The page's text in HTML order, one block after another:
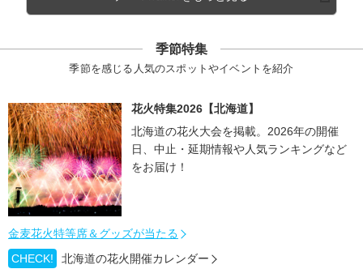
季節特集
季節を感じる人気のスポットやイベントを紹介
花火特集2026【北海道】
北海道の花火大会を掲載。2026年の開催
日、中止・延期情報や人気ランキングなど
をお届け！
金麦花火特等席＆グッズが当たる
CHECK!
北海道の花火開催カレンダー